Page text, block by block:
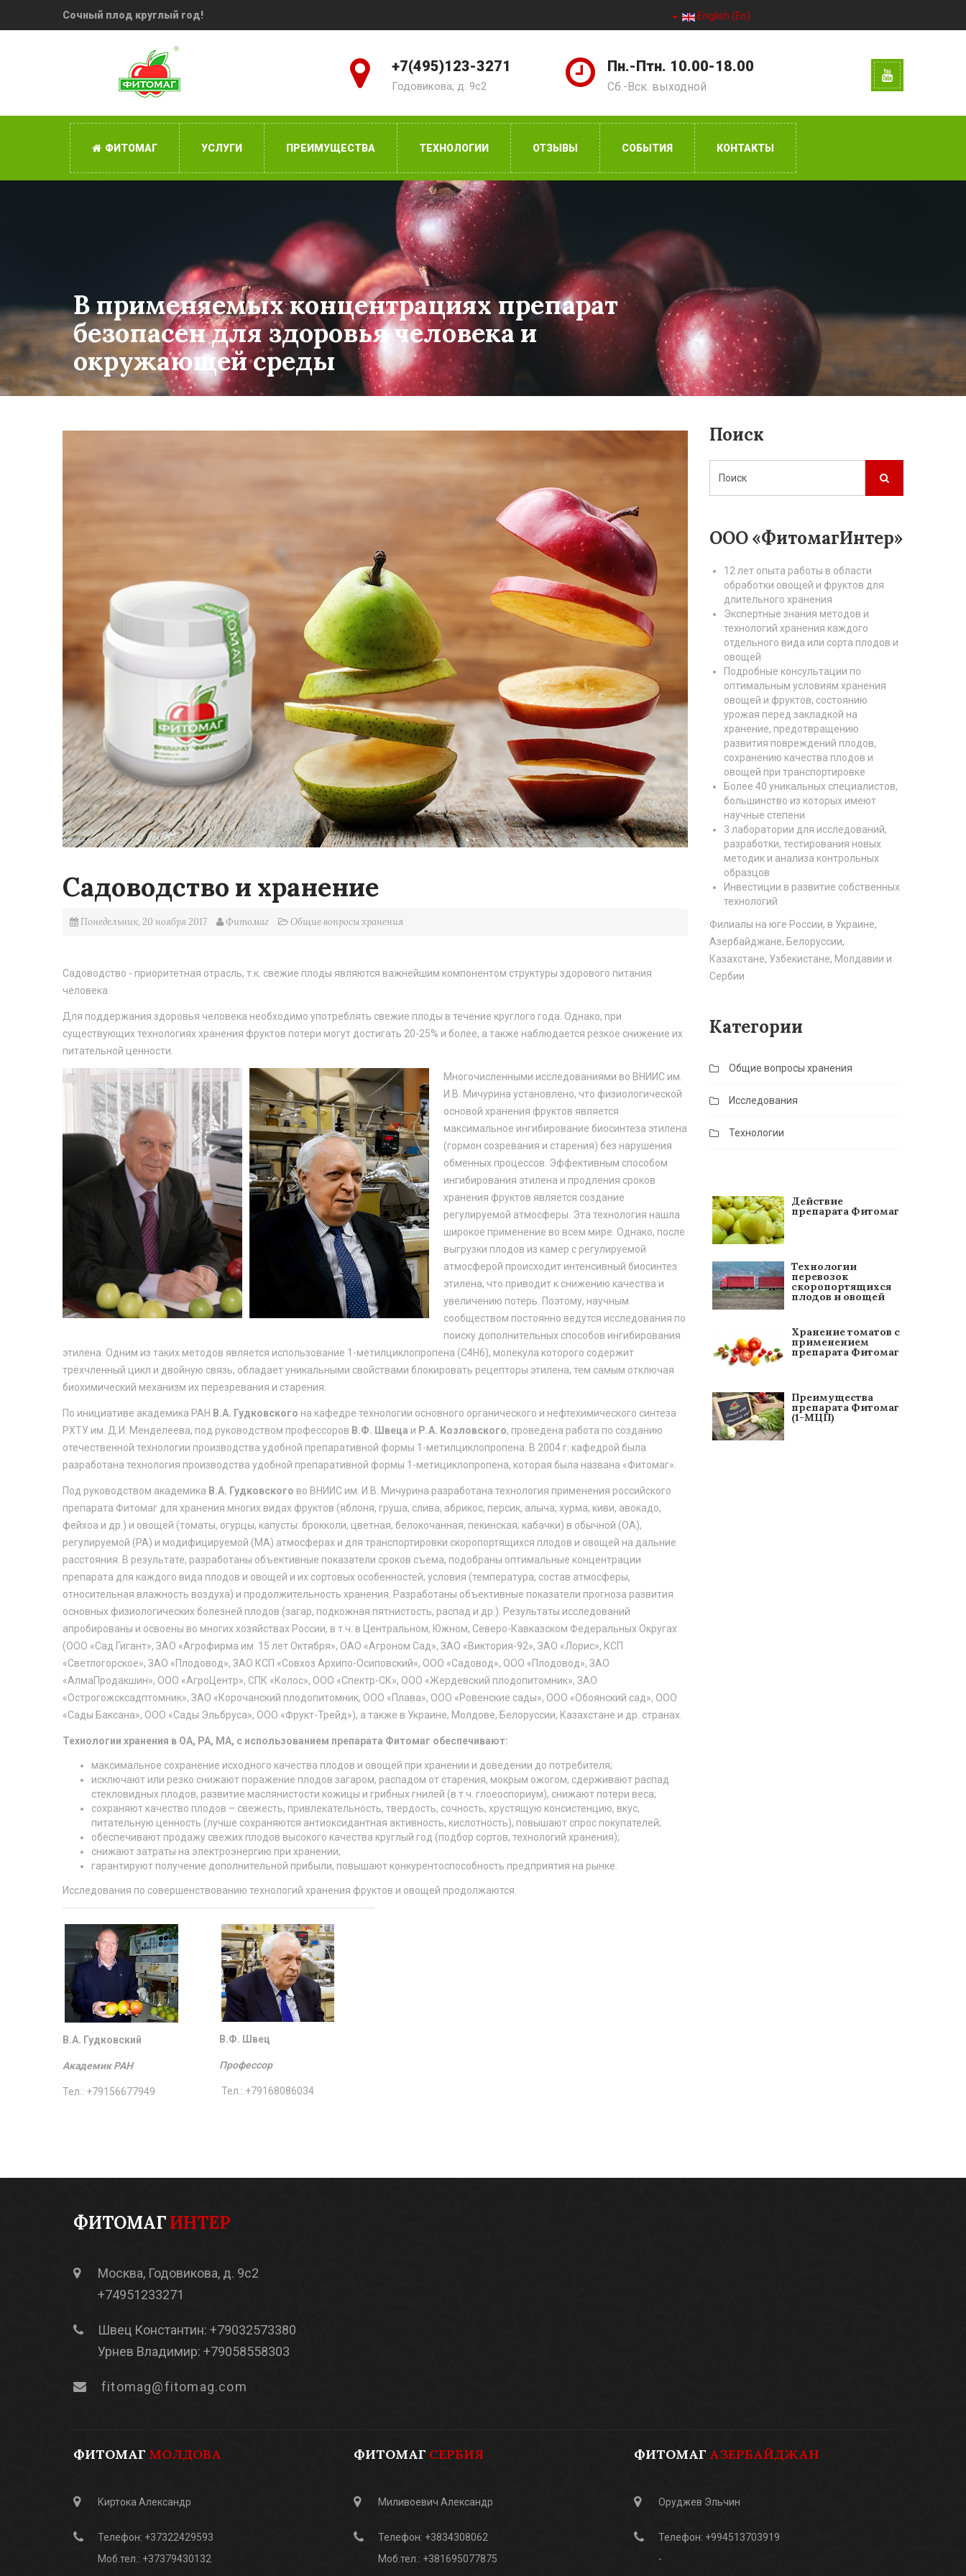
Сочный плод круглый год! English (En)
+7(495)123-3271
Годовикова, д. 9с2
Пн.-Птн. 10.00-18.00
Сб.-Вск. выходной
ФИТОМАГ УСЛУГИ ПРЕИМУЩЕСТВА ТЕХНОЛОГИИ ОТЗЫВЫ СОБЫТИЯ КОНТАКТЫ
В применяемых концентрациях препарат
безопасен для здоровья человека и
окружающей среды
Садоводство и хранение
Понедельник, 20 ноября 2017 Фитомаг Общие вопросы хранения
Садоводство - приоритетная отрасль, т.к. свежие плоды являются важнейшим компонентом структуры здорового питания
человека.
Для поддержания здоровья человека необходимо употреблять свежие плоды в течение круглого года. Однако, при
существующих технологиях хранения фруктов потери могут достигать 20-25% и более, а также наблюдается резкое снижение их
питательной ценности.
Многочисленными исследованиями во ВНИИС им.
И.В. Мичурина установлено, что физиологической
основой хранения фруктов является
максимальное ингибирование биосинтеза этилена
(гормон созревания и старения) без нарушения
обменных процессов. Эффективным способом
ингибирования этилена и продления сроков
хранения фруктов является создание
регулируемой атмосферы. Эта технология нашла
широкое применение во всем мире. Однако, после
выгрузки плодов из камер с регулируемой
атмосферой происходит интенсивный биосинтез
этилена, что приводит к снижению качества и
увеличению потерь. Поэтому, научным
сообществом постоянно ведутся исследования по
поиску дополнительных способов ингибирования
этилена. Одним из таких методов является использование 1-метилциклопропена (С4Н6), молекула которого содержит
трёхчленный цикл и двойную связь, обладает уникальными свойствами блокировать рецепторы этилена, тем самым отключая
биохимический механизм их перезревания и старения.
По инициативе академика РАН В.А. Гудковского на кафедре технологии основного органического и нефтехимического синтеза
РХТУ им. Д.И. Менделеева, под руководством профессоров В.Ф. Швеца и Р.А. Козловского, проведена работа по созданию
отечественной технологии производства удобной препаративной формы 1-метилциклопропена. В 2004 г. кафедрой была
разработана технология производства удобной препаративной формы 1-метициклопропена, которая была названа «Фитомаг».
Под руководством академика В.А. Гудковского во ВНИИС им. И.В. Мичурина разработана технология применения российского
препарата Фитомаг для хранения многих видах фруктов (яблоня, груша, слива, абрикос, персик, алыча, хурма, киви, авокадо,
фейхоа и др.) и овощей (томаты, огурцы, капусты: брокколи, цветная, белокочанная, пекинская; кабачки) в обычной (ОА),
регулируемой (РА) и модифицируемой (МА) атмосферах и для транспортировки скоропортящихся плодов и овощей на дальние
расстояния. В результате, разработаны объективные показатели сроков съема, подобраны оптимальные концентрации
препарата для каждого вида плодов и овощей и их сортовых особенностей, условия (температура, состав атмосферы,
относительная влажность воздуха) и продолжительность хранения. Разработаны объективные показатели прогноза развития
основных физиологических болезней плодов (загар, подкожная пятнистость, распад и др.). Результаты исследований
апробированы и освоены во многих хозяйствах России, в т.ч. в Центральном, Южном, Северо-Кавказском Федеральных Округах
(ООО «Сад Гигант», ЗАО «Агрофирма им. 15 лет Октября», ОАО «Агроном Сад», ЗАО «Виктория-92», ЗАО «Лорис», КСП
«Светлогорское», ЗАО «Плодовод», ЗАО КСП «Совхоз Архипо-Осиповский», ООО «Садовод», ООО «Плодовод», ЗАО
«АлмаПродакшин», ООО «АгроЦентр», СПК «Колос», ООО «Спектр-СК», ООО «Жердевский плодопитомник», ЗАО
«Острогожсксадптомник», ЗАО «Корочанский плодопитомник, ООО «Плава», ООО «Ровенские сады», ООО «Обоянский сад», ООО
«Сады Баксана», ООО «Сады Эльбруса», ООО «Фрукт-Трейд»), а также в Украине, Молдове, Белоруссии, Казахстане и др. странах.
Технологии хранения в ОА, РА, МА, с использованием препарата Фитомаг обеспечивают:
максимальное сохранение исходного качества плодов и овощей при хранении и доведении до потребителя;
исключают или резко снижают поражение плодов загаром, распадом от старения, мокрым ожогом, сдерживают распад
стекловидных плодов, развитие маслянистости кожицы и грибных гнилей (в т.ч. глоеоспориум), снижают потери веса;
сохраняют качество плодов – свежесть, привлекательность, твердость, сочность, хрустящую консистенцию, вкус,
питательную ценность (лучше сохраняются антиоксидантная активность, кислотность), повышают спрос покупателей;
обеспечивают продажу свежих плодов высокого качества круглый год (подбор сортов, технологий хранения);
снижают затраты на электроэнергию при хранении;
гарантируют получение дополнительной прибыли, повышают конкурентоспособность предприятия на рынке.
Исследования по совершенствованию технологий хранения фруктов и овощей продолжаются.
В.А. Гудковский
Академик РАН
Тел.: +79156677949
В.Ф. Швец
Профессор
Тел.: +79168086034
Поиск
ООО «ФитомагИнтер»
12 лет опыта работы в области
обработки овощей и фруктов для
длительного хранения
Экспертные знания методов и
технологий хранения каждого
отдельного вида или сорта плодов и
овощей
Подробные консультации по
оптимальным условиям хранения
овощей и фруктов, состоянию
урожая перед закладкой на
хранение, предотвращению
развития повреждений плодов,
сохранению качества плодов и
овощей при транспортировке
Более 40 уникальных специалистов,
большинство из которых имеют
научные степени
3 лаборатории для исследований,
разработки, тестирования новых
методик и анализа контрольных
образцов
Инвестиции в развитие собственных
технологий
Филиалы на юге России, в Украине,
Азербайджане, Белоруссии,
Казахстане, Узбекистане, Молдавии и
Сербии
Категории
Общие вопросы хранения
Исследования
Технологии
Действие
препарата Фитомаг
Технологии
перевозок
скоропортящихся
плодов и овощей
Хранение томатов с
применением
препарата Фитомаг
Преимущества
препарата Фитомаг
(1-МЦП)
ФИТОМАГИНТЕР
Москва, Годовикова, д. 9с2
+74951233271
Швец Константин: +79032573380
Урнев Владимир: +79058558303
fitomag@fitomag.com
ФИТОМАГ МОЛДОВА
Киртока Александр
Телефон: +37322429593
Моб.тел.: +37379430132
ФИТОМАГ СЕРБИЯ
Миливоевич Александр
Телефон: +3834308062
Моб.тел.: +381695077875
ФИТОМАГ АЗЕРБАЙДЖАН
Оруджев Эльчин
Телефон: +994513703919
-